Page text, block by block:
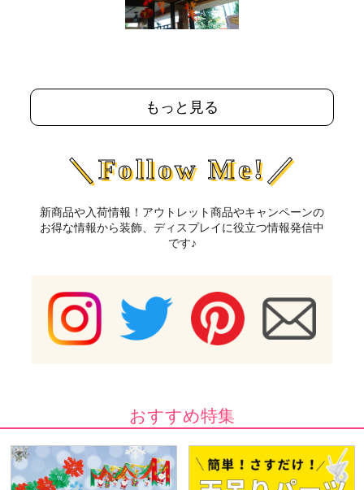
もっと見る
＼Follow Me!／
新商品や入荷情報！アウトレット商品やキャンペーンの
お得な情報から装飾、ディスプレイに役立つ情報発信中
です♪
おすすめ特集